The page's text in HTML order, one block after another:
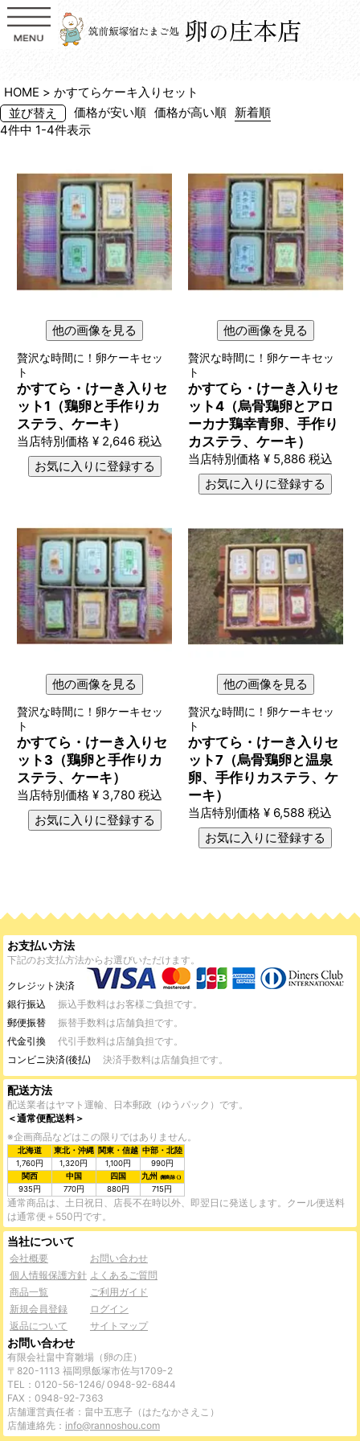
HOME
かすてらケーキ入りセット
並び替え
価格が安い順 価格が高い順 新着順
4件中 1-4件表示
他の画像を見る
贅沢な時間に！卵ケーキセッ
ト
かすてら・けーき入りセ
ット1（鶏卵と手作りカ
ステラ、ケーキ）
当店特別価格 ¥ 2,646 税込
お気に入りに登録する
他の画像を見る
贅沢な時間に！卵ケーキセッ
ト
かすてら・けーき入りセ
ット4（烏骨鶏卵とアロ
ーカナ鶏幸青卵、手作り
カステラ、ケーキ）
当店特別価格 ¥ 5,886 税込
お気に入りに登録する
他の画像を見る
贅沢な時間に！卵ケーキセッ
ト
かすてら・けーき入りセ
ット3（鶏卵と手作りカ
ステラ、ケーキ）
当店特別価格 ¥ 3,780 税込
お気に入りに登録する
他の画像を見る
贅沢な時間に！卵ケーキセッ
ト
かすてら・けーき入りセ
ット7（烏骨鶏卵と温泉
卵、手作りカステラ、ケ
ーキ）
当店特別価格 ¥ 6,588 税込
お気に入りに登録する
お支払い方法
下記のお支払方法からお選びいただけます。
クレジット決済
銀行振込
振込手数料はお客様ご負担です。
郵便振替
振替手数料は店舗負担です。
代金引換
代引手数料は店舗負担です。
コンビニ決済(後払)
決済手数料は店舗負担です。
配送方法
配送業者はヤマト運輸、日本郵政（ゆうパック）です。
＜通常便配送料＞
※企画商品などはこの限りではありません。
北海道 東北・沖縄 関東・信越 中部・北陸
1,760円
1,320円 1,100円
990円
関西
中国 四国 九州 (離島除く)
935円 770円 880円 715円
通常商品は、土日祝日、店長不在時以外、即翌日に発送します。クール便送料
は通常便＋550円です。
当社について
会社概要
お問い合わせ
個人情報保護方針 よくあるご質問
商品一覧
ご利用ガイド
新規会員登録
ログイン
返品について
サイトマップ
お問い合わせ
有限会社畠中育雛場（卵の庄）
〒820-1113 福岡県飯塚市佐与1709-2
TEL：0120-56-1246/ 0948-92-6844
FAX：0948-92-7363
店舗運営責任者：畠中五恵子（はたなかさえこ）
店舗連絡先： info@rannoshou.com